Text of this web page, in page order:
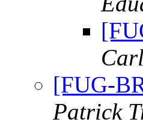
[FUG-
Patrick